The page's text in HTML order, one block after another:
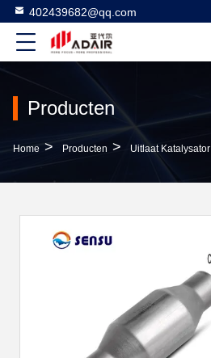
402439682@qq.com
Producten
Home > Producten > Uitlaat Katalysator